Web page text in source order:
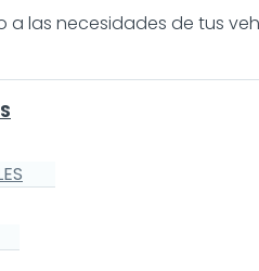
las necesidades de tus